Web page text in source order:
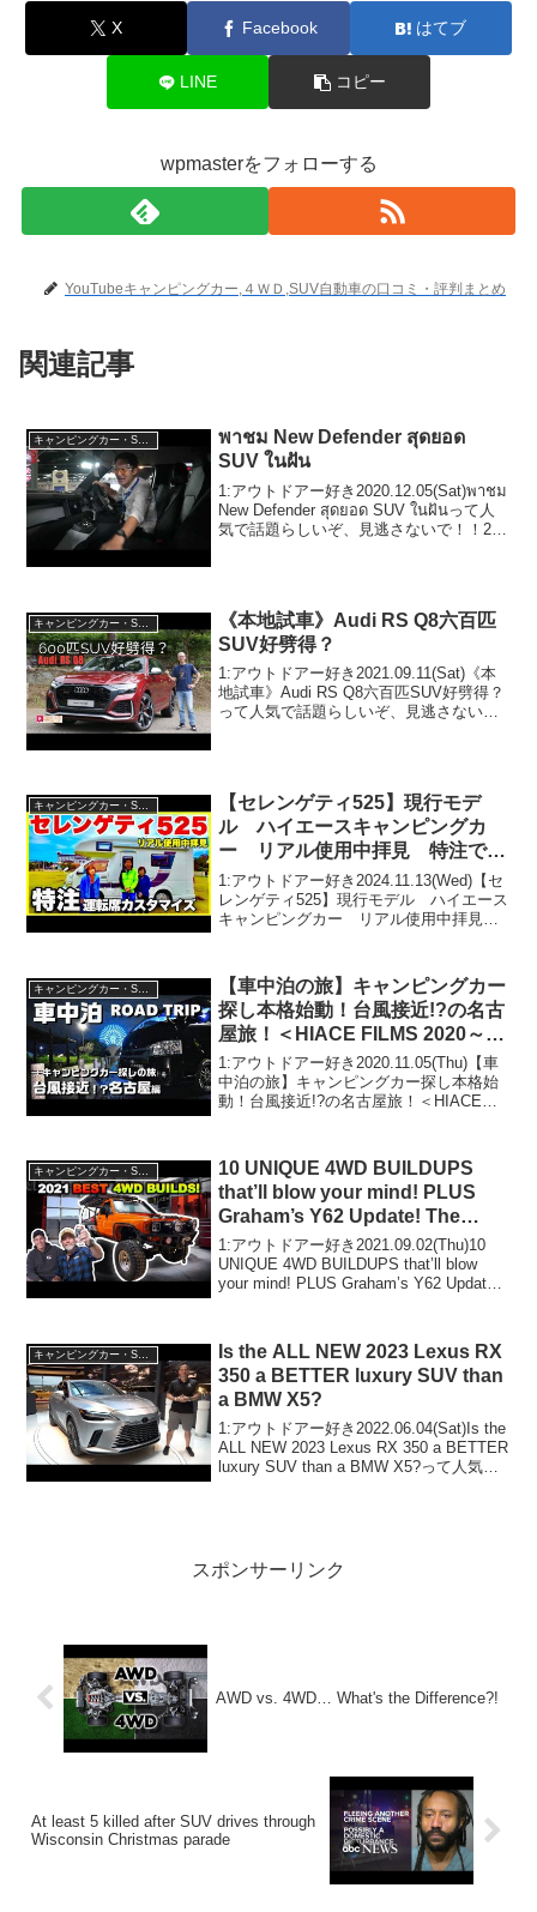
X Facebook はてブ
LINE コピー
wpmasterをフォローする
YouTubeキャンピングカー,４ＷＤ,SUV自動車の口コミ・評判まとめ
関連記事
キャンピングカー・SUV人気車種
พาชม New Defender สุดยอด
SUV ในฝัน
1:アウトドアー好き2020.12.05(Sat)พาชม
New Defender สุดยอด SUV ในฝันって人
気で話題らしいぞ、見逃さないで！！2:
《本地試車》Audi RS Q8六百匹
SUV好劈得？
1:アウトドアー好き2021.09.11(Sat)《本
地試車》Audi RS Q8六百匹SUV好劈得？
って人気で話題らしいぞ、見逃さない
キャンピングカー・SUV人気車種
【セレンゲティ525】現行モデ
ル ハイエースキャンピングカ
ー リアル使用中拝見 特注で自
分流にカスタマイズされた運転席
／キャンピングカーガイド
1:アウトドアー好き2024.11.13(Wed)【セ
レンゲティ525】現行モデル ハイエース
キャンピングカー リアル使用中拝見
話題らしいぞ、見逃さないで！！2:ア
ウ...
【車中泊の旅】キャンピングカー
探し本格始動！台風接近!?の名古
屋旅！＜HIACE FILMS 2020～
Road Trip Story～＞
1:アウトドアー好き2020.11.05(Thu)【車
中泊の旅】キャンピングカー探し本格始
動！台風接近!?の名古屋旅！＜HIACE
アウトド...
キャンピングカー・SUV人気車種
10 UNIQUE 4WD BUILDUPS
that’ll blow your mind! PLUS
Graham’s Y62 Update! The
Shed Ep 23
1:アウトドアー好き2021.09.02(Thu)10
UNIQUE 4WD BUILDUPS that’ll blow
your mind! PLUS Graham’s Y62 Update!
Is the ALL NEW 2023 Lexus RX
350 a BETTER luxury SUV than
a BMW X5?
1:アウトドアー好き2022.06.04(Sat)Is the
ALL NEW 2023 Lexus RX 350 a BETTER
luxury SUV than a BMW X5?って人気で
スポンサーリンク
AWD vs. 4WD… What's the Difference?!
At least 5 killed after SUV drives through
Wisconsin Christmas parade